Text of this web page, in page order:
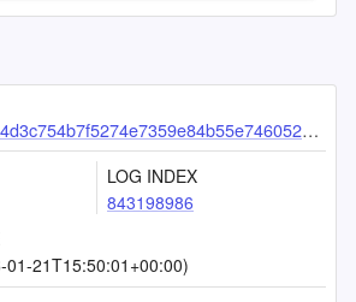
LOG INDEX
843198986
21T15:50:01+00:00)